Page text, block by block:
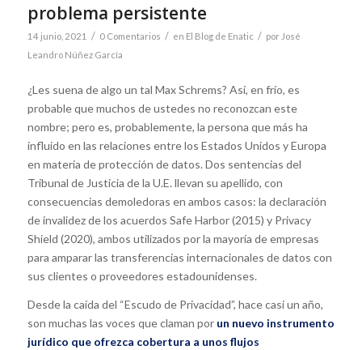
problema persistente
14 junio, 2021 / 0 Comentarios / en El Blog de Enatic / por José
Leandro Núñez García
¿Les suena de algo un tal Max Schrems? Así, en frío, es
probable que muchos de ustedes no reconozcan este
nombre; pero es, probablemente, la persona que más ha
influido en las relaciones entre los Estados Unidos y Europa
en materia de protección de datos. Dos sentencias del
Tribunal de Justicia de la U.E. llevan su apellido, con
consecuencias demoledoras en ambos casos: la declaración
de invalidez de los acuerdos Safe Harbor (2015) y Privacy
Shield (2020), ambos utilizados por la mayoría de empresas
para amparar las transferencias internacionales de datos con
sus clientes o proveedores estadounidenses.
Desde la caída del “Escudo de Privacidad”, hace casi un año,
son muchas las voces que claman por un nuevo instrumento
jurídico que ofrezca cobertura a unos flujos